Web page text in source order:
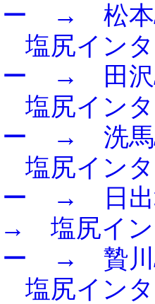
ー → 松
尻イン
ー → 田
尻イン
ー → 洗
尻イン
ー → 日出
塩尻イン
ー → 贄
尻イン